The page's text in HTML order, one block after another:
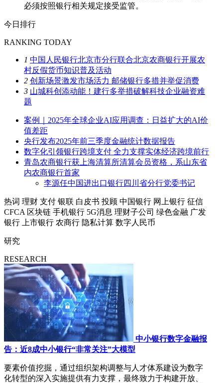
必须按照银行相关规定接受监管。
今日排行
RANKING TODAY
1 中国人民银行北京市分行联合北京农商银行开展农
村反假货币知识普及活动
2 创新场景激发市场活力 邮储银行多措并举促消费
3 山城科创添动能！建行多举措破解科技企业融资难
题
案例｜2025年全球企业AI应用调查：日益扩大的AI价
值差距
央行发布2025年前三季度金融统计数据报告
数字化引领银行跨境支付 全力支撑实体经济跨境前行
青岛农商银行获上海清算所清算会员资格，系山东省
内农商银行首家
李源任中国进出口银行四川省分行党委书记
热词 理财 支付 银联 白皮书 投顾 中国银行 网上银行 征信
CFCA 区块链 手机银行 5G消息 理财子公司 绿色金融 广发
银行
上市银行 农商行 隐私计算 数字人民币
研究
RESEARCH
中小银行数字金融报
告：近8成中小银行“非常关注”大模型
要素价值挖掘，通过组织架构调整与人才体系建设为数字
化转型的深入实施提供有力支撑，最终致力于构建开放、